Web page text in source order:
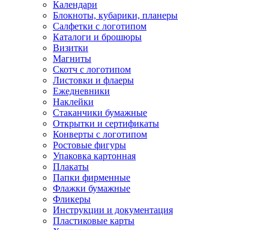
Календари
Блокноты, кубарики, планеры
Салфетки с логотипом
Каталоги и брошюры
Визитки
Магниты
Скотч с логотипом
Листовки и флаеры
Ежедневники
Наклейки
Стаканчики бумажные
Открытки и сертификаты
Конверты с логотипом
Ростовые фигуры
Упаковка картонная
Плакаты
Папки фирменные
Флажки бумажные
Фликеры
Инструкции и документация
Пластиковые карты